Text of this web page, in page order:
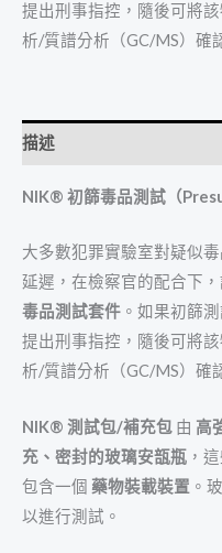
提出刑事指控，隨後可將
析/質譜分析（GC/MS）確
描述
NIK® 初篩毒品測試（
大多數犯罪實驗室對疑似
延遲，在檢察官的配合下
毒品測試套件 。如果初篩
提出刑事指控，隨後可將
析/質譜分析（GC/MS）確
NIK® 測試包/補充包 由 高
充、密封的玻璃安瓿瓶 ，
包含一個 藥物裝載裝置 。
以進行測試。